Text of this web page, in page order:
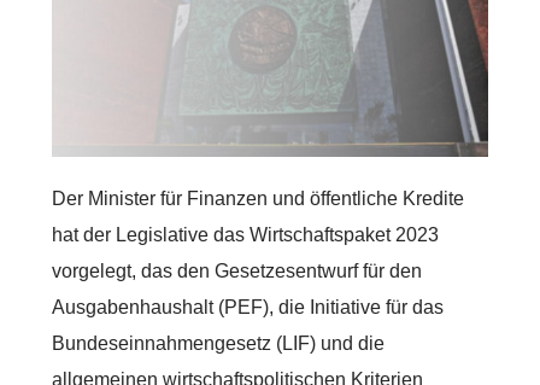
Der Minister für Finanzen und öffentliche Kredite
hat der Legislative das Wirtschaftspaket 2023
vorgelegt, das den Gesetzesentwurf für den
Ausgabenhaushalt (PEF), die Initiative für das
Bundeseinnahmengesetz (LIF) und die
allgemeinen wirtschaftspolitischen Kriterien